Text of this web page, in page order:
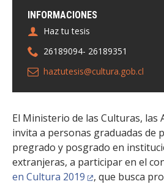
INFORMACIONES
Haz tu tesis
26189094- 26189351
haztutesis@cultura.gob.cl
El Ministerio de las Culturas, las
invita a personas graduadas de
pregrado y posgrado en
extranjeras, a participar en el
en Cultura 2019
, que busca